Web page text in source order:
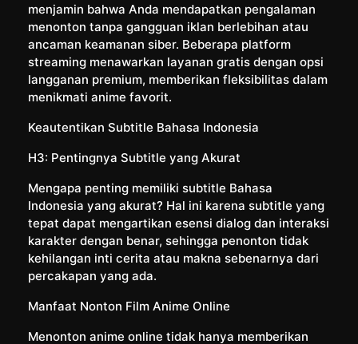
menjamin bahwa Anda mendapatkan pengalaman
menonton tanpa gangguan iklan berlebihan atau
ancaman keamanan siber. Beberapa platform
streaming menawarkan layanan gratis dengan opsi
langganan premium, memberikan fleksibilitas dalam
menikmati anime favorit.
Keautentikan Subtitle Bahasa Indonesia
H3: Pentingnya Subtitle yang Akurat
Mengapa penting memiliki subtitle Bahasa
Indonesia yang akurat? Hal ini karena subtitle yang
tepat dapat mengartikan esensi dialog dan interaksi
karakter dengan benar, sehingga penonton tidak
kehilangan inti cerita atau makna sebenarnya dari
percakapan yang ada.
Manfaat Nonton Film Anime Online
Menonton anime online tidak hanya memberikan